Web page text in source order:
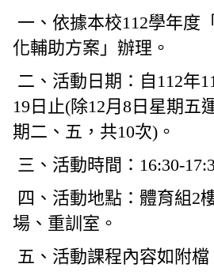
一、依據本校112學年度
化輔助方案」辦理。
二、活動日期：自112年
19日止(除12月8日星期五
期二、五，共10次)。
三、活動時間：16:30-
四、活動地點：體育組2
場、重訓室。
五、活動課程內容如附檔